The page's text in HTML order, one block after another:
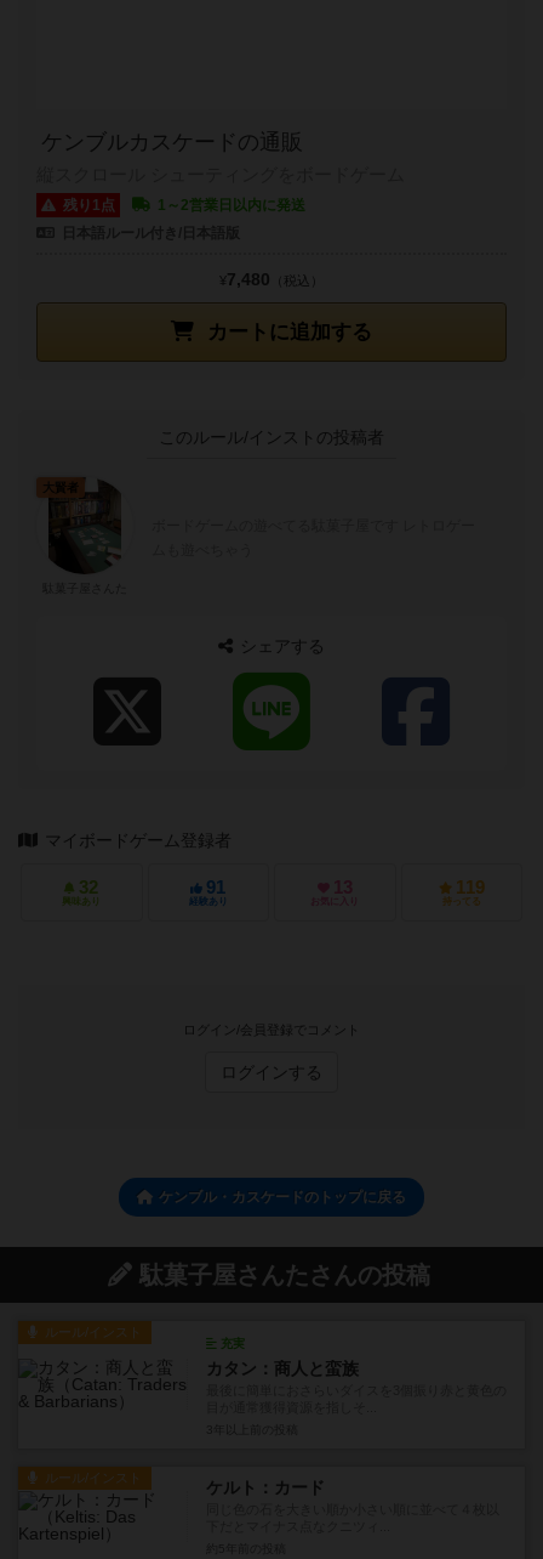
ケンブルカスケードの通販
残り1点
1～2営業日以内に発送
カートに追加する
¥7,480 （税込）
このルール/インストの投稿者
大賢者
シェアする
マイボードゲーム登録者
32
興味あり
91
経験あり
13
お気に入り
119
持ってる
ログイン/会員登録でコメント
ログインする
ケンブル・カスケードのトップに戻る
駄菓子屋さんたさんの投稿
ルール/インスト
充実
カタン：商人と蛮族
ルール/インスト ケルト：カード